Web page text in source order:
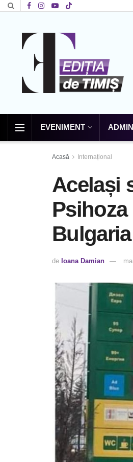
EVENIMENT
Acasă Internațional
Același
Bulgaria
de Ioana Damian